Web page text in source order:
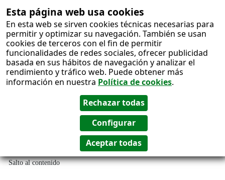
Esta página web usa cookies
En esta web se sirven cookies técnicas necesarias para
permitir y optimizar su navegación. También se usan
cookies de terceros con el fin de permitir
funcionalidades de redes sociales, ofrecer publicidad
basada en sus hábitos de navegación y analizar el
rendimiento y tráfico web. Puede obtener más
información en nuestra Política de cookies.
Salto al contenido